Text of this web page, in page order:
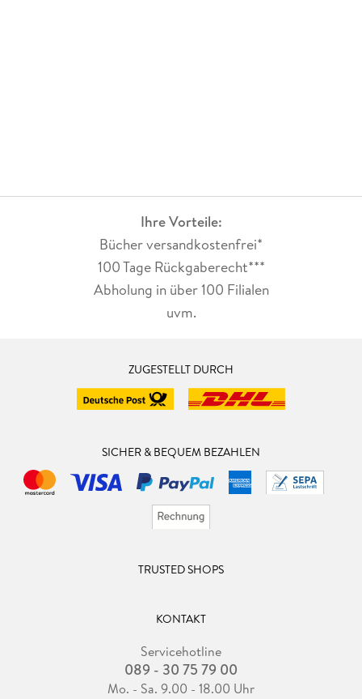
Ihre Vorteile:
Bücher versandkostenfrei*
100 Tage Rückgaberecht***
Abholung in über 100 Filialen
uvm.
ZUGESTELLT DURCH
SICHER & BEQUEM BEZAHLEN
TRUSTED SHOPS
KONTAKT
Servicehotline
089 - 30 75 79 00
Mo. - Sa. 9.00 - 18.00 Uhr